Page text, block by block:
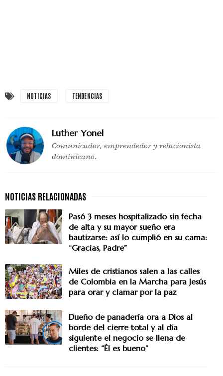
NOTICIAS TENDENCIAS
Luther Yonel
Comunicador, emprendedor y relacionista
dominicano.
Pasó 3 meses hospitalizado sin fecha
de alta y su mayor sueño era
bautizarse: así lo cumplió en su cama:
“Gracias, Padre”
Miles de cristianos salen a las calles
de Colombia en la Marcha para Jesús
para orar y clamar por la paz
Dueño de panadería ora a Dios al
borde del cierre total y al día
siguiente el negocio se llena de
clientes: “Él es bueno”